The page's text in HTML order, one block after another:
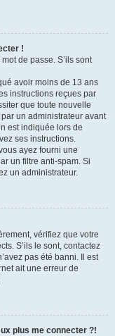
!
de passe. S’ils sont
avoir moins de 13 ans
instructions reçues par
que toute nouvelle
un administrateur avant
est indiquée lors de
ses instructions.
ayez fourni une
un filtre anti-spam. Si
un administrateur.
vérifiez que votre
S’ils le sont, contactez
pas été banni. Il est
ait une erreur de
plus me connecter ?!